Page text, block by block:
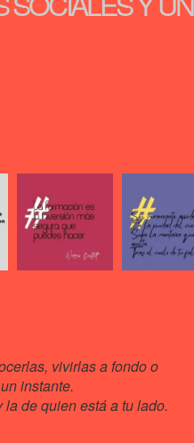
vivirlas a fondo o
instante.
de quien está a tu lado.